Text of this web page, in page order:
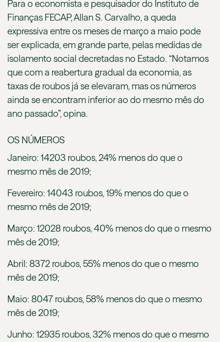
Para o economista e pesquisador do Instituto de
Finanças FECAP,Allan S. Carvalho, a queda
expressiva entre os meses de março a maio pode
ser explicada, em grande parte, pelas medidas de
isolamento social decretadas no Estado. “Notamos
que com a reabertura gradual da economia, as
taxas de roubos já se elevaram, mas os números
ainda se encontram inferior ao do mesmo mês do
ano passado”, opina.
OS NÚMEROS
Janeiro: 14203 roubos, 24% menos do que o
mesmo mês de 2019;
Fevereiro: 14043 roubos, 19% menos do que o
mesmo mês de 2019;
Março: 12028 roubos, 40% menos do que o mesmo
mês de 2019;
Abril: 8372 roubos, 55% menos do que o mesmo
mês de 2019;
Maio: 8047 roubos, 58% menos do que o mesmo
mês de 2019;
Junho: 12935 roubos, 32% menos do que o mesmo